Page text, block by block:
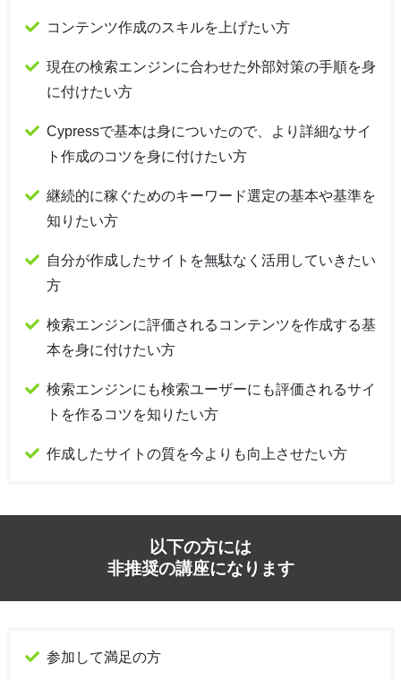
コンテンツ作成のスキルを上げたい方
現在の検索エンジンに合わせた外部対策の手順を身
に付けたい方
Cypressで基本は身についたので、より詳細なサイ
ト作成のコツを身に付けたい方
継続的に稼ぐためのキーワード選定の基本や基準を
知りたい方
自分が作成したサイトを無駄なく活用していきたい
方
検索エンジンに評価されるコンテンツを作成する基
本を身に付けたい方
検索エンジンにも検索ユーザーにも評価されるサイ
トを作るコツを知りたい方
作成したサイトの質を今よりも向上させたい方
以下の方には
非推奨の講座になります
参加して満足の方